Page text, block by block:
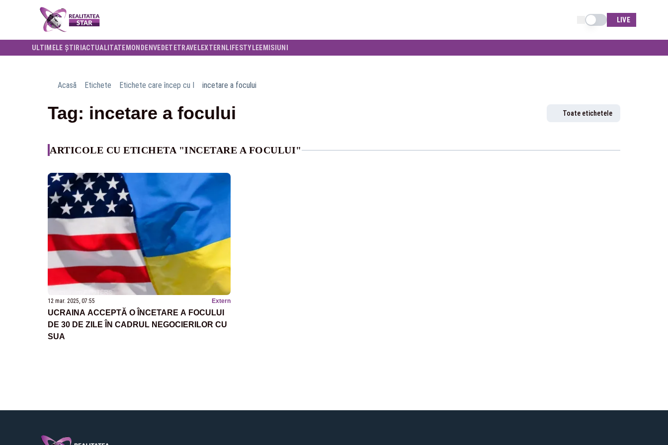
Schimba tema
LIVE
ULTIMELE ȘTIRI ACTUALITATE MONDENVEDETETRAVELEXTERN LIFESTYLEEMISIUNI
Acasă Etichete Etichete care încep cu I incetare a focului
Tag: incetare a focului Toate etichetele
ARTICOLE CU ETICHETA "INCETARE A FOCULUI"
12 mar. 2025, 07:55 Extern
UCRAINA ACCEPTĂ O ÎNCETARE A FOCULUI
DE 30 DE ZILE ÎN CADRUL NEGOCIERILOR CU
SUA